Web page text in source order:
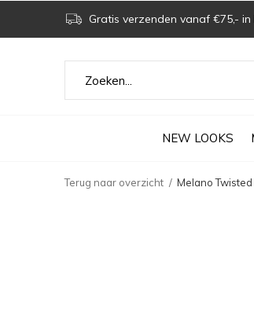
NEW LOOKS
Gratis verzenden vanaf €75,- in
Terug naar overzicht Melano